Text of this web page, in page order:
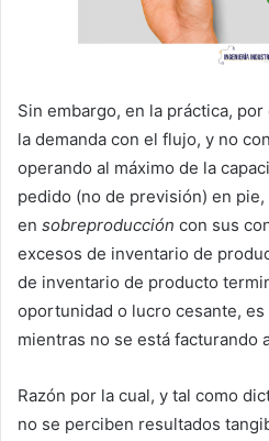
Sin embargo, en la práctica,
la demanda con el flujo, y no
operando al máximo de la
pedido (no de previsión) en
en sobreproducción con sus
excesos de inventario de
de inventario de producto
oportunidad o lucro cesante,
mientras no se está facturando
Razón por la cual, y tal como
no se perciben resultados